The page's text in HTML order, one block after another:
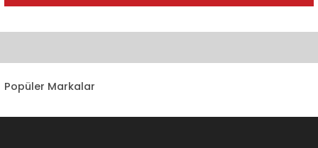
Görüş ve önerileriniz için teşekkür ederiz.
Popüler Markalar